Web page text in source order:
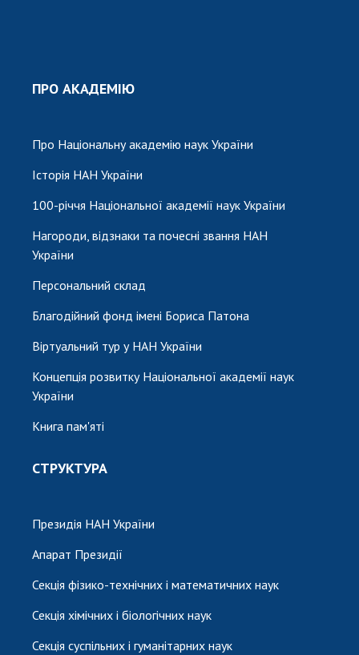
ПРО АКАДЕМІЮ
Про Національну академію наук України
Історія НАН України
100-річчя Національної академії наук України
Нагороди, відзнаки та почесні звання НАН
України
Персональний склад
Благодійний фонд імені Бориса Патона
Віртуальний тур у НАН України
Концепція розвитку Національної академії наук
України
Книга пам'яті
СТРУКТУРА
Президія НАН України
Апарат Президії
Секція фізико-технічних і математичних наук
Секція хімічних і біологічних наук
Секція суспільних і гуманітарних наук